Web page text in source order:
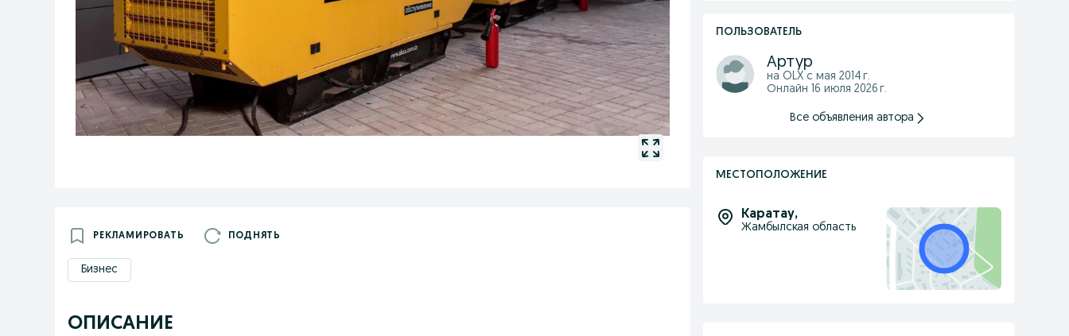
РЕКЛАМИРОВАТЬ ПОДНЯТЬ
Бизнес
ОПИСАНИЕ
ПОЛЬЗОВАТЕЛЬ
Артур
на OLX с мая 2014 г.
Онлайн 16 июля 2026 г.
Все объявления автора
МЕСТОПОЛОЖЕНИЕ
Каратау,
Жамбылская область